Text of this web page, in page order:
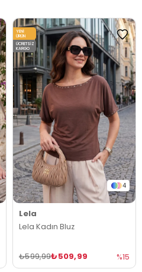
4
Lela
Lela Kadın Bluz
₺509,99
₺599,99 %15
YENI
ÜRÜN
ÜCRETSIZ
KARGO